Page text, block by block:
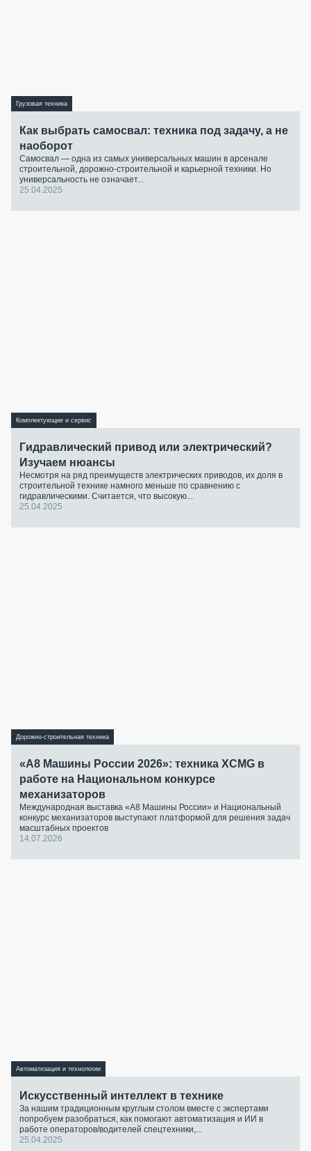
Грузовая техника
Как выбрать самосвал: техника под задачу, а не
наоборот
Самосвал — одна из самых универсальных машин в арсенале
строительной, дорожно-строительной и карьерной техники. Но
универсальность не означает...
25.04.2025
Комплектующие и сервис
Гидравлический привод или электрический?
Изучаем нюансы
Несмотря на ряд преимуществ электрических приводов, их доля в
строительной технике намного меньше по сравнению с
гидравлическими. Считается, что высокую...
25.04.2025
Дорожно-строительная техника
«А8 Машины России 2026»: техника XCMG в
работе на Национальном конкурсе
механизаторов
Международная выставка «А8 Машины России» и Национальный
конкурс механизаторов выступают платформой для решения задач
масштабных проектов
14.07.2026
Автоматизация и технологии
Искусственный интеллект в технике
За нашим традиционным круглым столом вместе с экспертами
попробуем разобраться, как помогают автоматизация и ИИ в
работе операторов/водителей спецтехники,...
25.04.2025